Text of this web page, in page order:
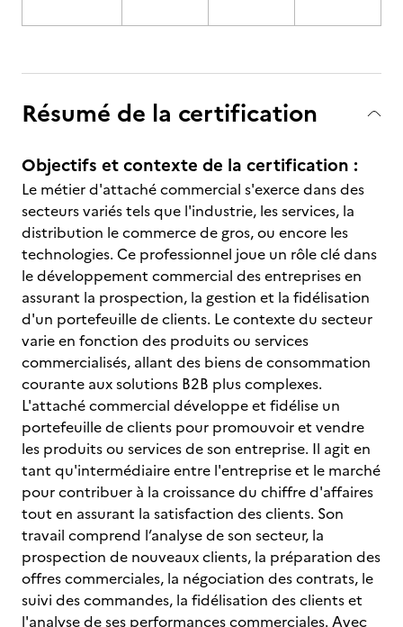
Résumé de la certification
Objectifs et contexte de la certification :
Le métier d'attaché commercial s'exerce dans des
secteurs variés tels que l'industrie, les services, la
distribution le commerce de gros, ou encore les
technologies. Ce professionnel joue un rôle clé dans
le développement commercial des entreprises en
assurant la prospection, la gestion et la fidélisation
d'un portefeuille de clients. Le contexte du secteur
varie en fonction des produits ou services
commercialisés, allant des biens de consommation
courante aux solutions B2B plus complexes.
L'attaché commercial développe et fidélise un
portefeuille de clients pour promouvoir et vendre
les produits ou services de son entreprise. Il agit en
tant qu'intermédiaire entre l'entreprise et le marché
pour contribuer à la croissance du chiffre d'affaires
tout en assurant la satisfaction des clients. Son
travail comprend l’analyse de son secteur, la
prospection de nouveaux clients, la préparation des
offres commerciales, la négociation des contrats, le
suivi des commandes, la fidélisation des clients et
l'analyse de ses performances commerciales. Avec